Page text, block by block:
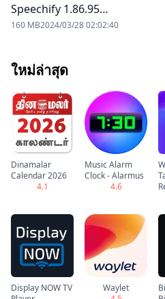
Speechify 1.86.95…
160 MB2024/03/28 02:02:40
ใหม่ล่าสุด
Dinamalar
Calendar 2026
4.1
Music Alarm
Clock - Alarmus
4.6
Display NOW TV
Waylet